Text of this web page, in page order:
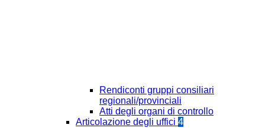
Rendiconti gruppi consiliari
regionali/provinciali
Atti degli organi di controllo
Articolazione degli uffici 4